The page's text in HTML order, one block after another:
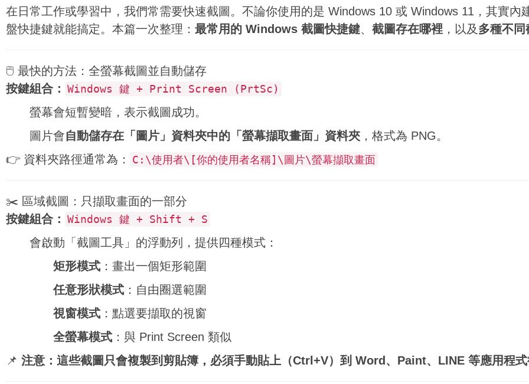
在日常工作或學習中，我們常需要快速截圖。不論你使用的是 Windows 10 或 Windows 11，其實
盤快捷鍵就能搞定。本篇一次整理： 最常用的 Windows 截圖快捷鍵、 截圖存在哪裡 ，以及 多種不同
🖱 最快的方法：全螢幕截圖並自動儲存
按鍵組合： Windows 鍵 + Print Screen (PrtSc)
螢幕會短暫變暗，表示截圖成功。
圖片會自動儲存在「圖片」資料夾中的「螢幕擷取畫面」資料夾 ，格式為 PNG。
👉 資料夾路徑通常為：
C:\使用者\[你的使用者名稱]\圖片\螢幕擷取畫面
✂️ 區域截圖：只擷取畫面的一部分
按鍵組合： Windows 鍵 + Shift + S
會啟動「截圖工具」的浮動列，提供四種模式：
矩形模式 ：畫出一個矩形範圍
任意形狀模式 ：自由圈選範圍
視窗模式 ：點選要擷取的視窗
全螢幕模式 ：與 Print Screen 類似
📌 注意：這些截圖只會複製到剪貼簿，必須手動貼上（Ctrl+V）到 Word、Paint、LINE 等應用程式